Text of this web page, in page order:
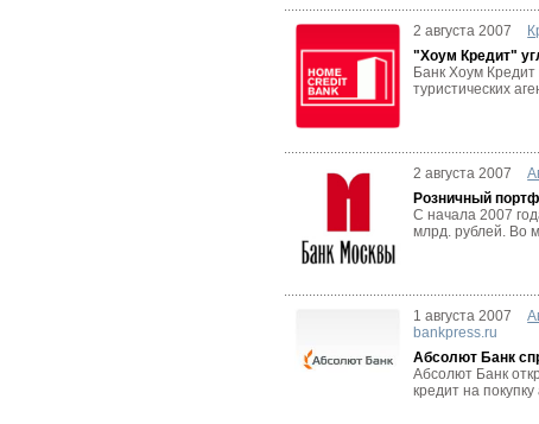
2 августа 2007
"Хоум Кредит"
Банк Хоум
туристических
2 августа 2007
Розничный
С начала 2007
млрд. рублей. Во
1 августа 2007
bankpress.ru
Абсолют Банк
Абсолют Банк
кредит на